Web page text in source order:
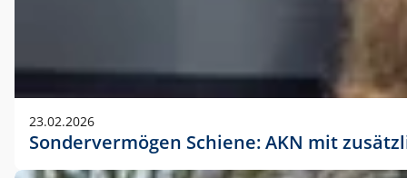
23.02.2026
Sondervermögen Schiene: AKN mit